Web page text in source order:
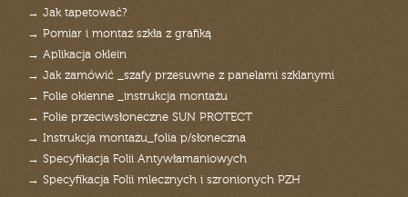
→ Jak tapetować?
→ Pomiar i montaż szkła z grafiką
→ Aplikacja oklein
→ Jak zamówić _szafy przesuwne z panelami szklanymi
→ Folie okienne _instrukcja montażu
→ Folie przeciwsłoneczne SUN PROTECT
→ Instrukcja montażu_folia p/słoneczna
→ Specyfikacja Folii Antywłamaniowych
→ Specyfikacja Folii mlecznych i szronionych PZH